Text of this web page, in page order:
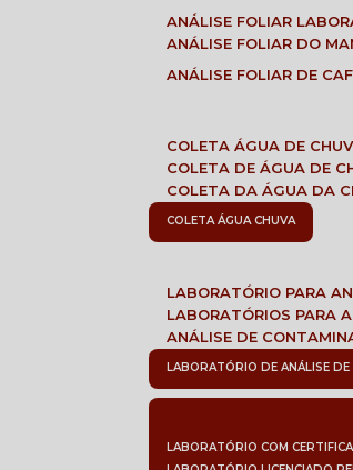
ANÁLISE FOLIAR
ANÁLISE FOLIAR DO
ANÁLISE FOLIAR DE
COLETA ÁGUA DE
COLETA DE ÁGUA DE
COLETA DA ÁGUA DA
COLETA ÁGUA CHUVA
LABORATÓRIO PARA
LABORATÓRIOS PARA
ANÁLISE DE
LABORATÓRIO DE ANÁLISE
LABORATÓRIO COM